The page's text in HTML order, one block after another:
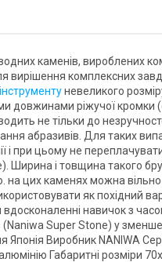
каменів, вироблених
вирішення комплексних
інструментуневеликого
довжинами ріжучої кромки
не тільки до
абразивів. Для таких
і при цьому не
Ширина і товщина такого
цих каменях можна вільно
як похідний
навичок з
Super Stone) у
Японія Виробник NANIWA
Габаритні розміри